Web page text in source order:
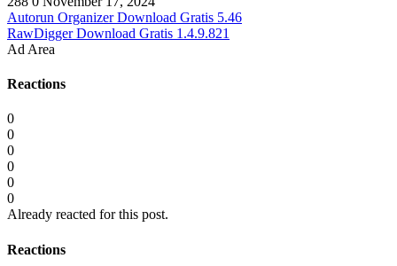
Autorun Organizer Download Gratis 5.46
RawDigger Download Gratis 1.4.9.821
Ad Area
Reactions
0
0
0
0
0
0
Already reacted for this post.
Reactions